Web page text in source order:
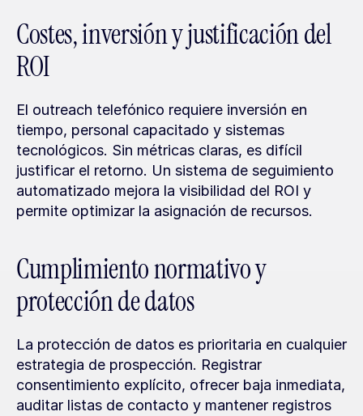
Costes, inversión y justificación del
ROI
El outreach telefónico requiere inversión en
tiempo, personal capacitado y sistemas
tecnológicos. Sin métricas claras, es difícil
justificar el retorno. Un sistema de seguimiento
automatizado mejora la visibilidad del ROI y
permite optimizar la asignación de recursos.
Cumplimiento normativo y
protección de datos
La protección de datos es prioritaria en cualquier
estrategia de prospección. Registrar
consentimiento explícito, ofrecer baja inmediata,
auditar listas de contacto y mantener registros